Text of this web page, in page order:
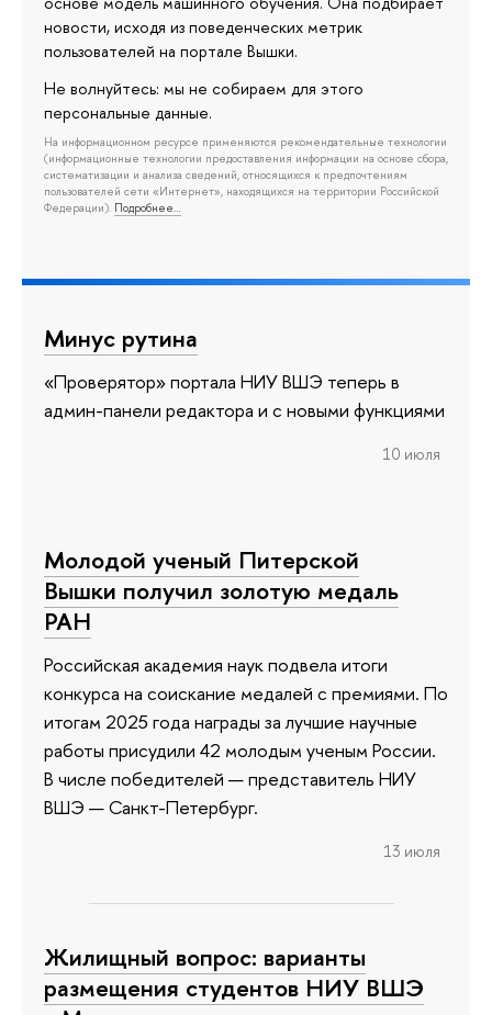
новости, исходя из поведенческих метрик
пользователей на портале Вышки.
Не волнуйтесь: мы не собираем для этого
персональные данные.
На информационном ресурсе применяются рекомендательные технологии
(информационные технологии предоставления информации на основе сбора,
систематизации и анализа сведений, относящихся к предпочтениям
пользователей сети «Интернет», находящихся на территории Российской
Федерации). Подробнее…
Минус рутина
«Проверятор» портала НИУ ВШЭ теперь в
админ-панели редактора и с новыми функциями
10 июля
Молодой ученый Питерской
Вышки получил золотую медаль
РАН
Российская академия наук подвела итоги
конкурса на соискание медалей с премиями. По
итогам 2025 года награды за лучшие научные
работы присудили 42 молодым ученым России.
В числе победителей — представитель НИУ
ВШЭ — Санкт-Петербург.
13 июля
Жилищный вопрос: варианты
размещения студентов НИУ ВШЭ